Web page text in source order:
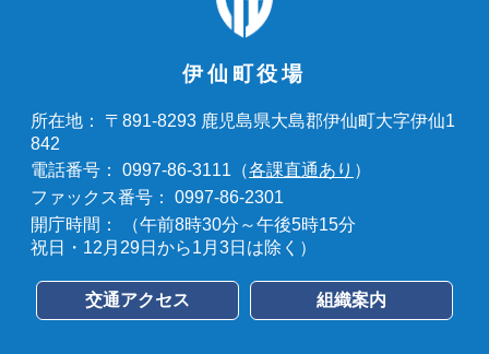
伊仙町役場
所在地：
〒891-8293 鹿児島県大島郡伊仙町大字伊仙1
842
電話番号：
0997-86-3111（各課直通あり ）
ファックス番号：
0997-86-2301
開庁時間：
（午前8時30分～午後5時15分
祝日・12月29日から1月3日は除く）
交通アクセス 組織案内